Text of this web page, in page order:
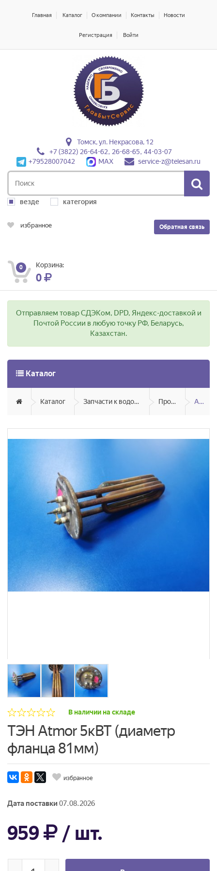
Главная Каталог О компании Контакты Новости
Регистрация Войти
Томск, ул. Некрасова, 12
+7 (3822) 26-64-62, 26-68-65, 44-03-07
+79528007042
MAX service-z@telesan.ru
везде категория
Обратная связь
избранное
0 Корзина:
0
Отправляем товар СДЭКом, DPD, Яндекс-доставкой и
Почтой России в любую точку РФ, Беларусь,
Казахстан.
Каталог
Каталог Запчасти к водонагревателям Проточные Atmor
В наличии на складе
ТЭН Atmor 5кВТ (диаметр
фланца 81мм)
избранное
Дата поставки 07.08.2026
959 / шт.